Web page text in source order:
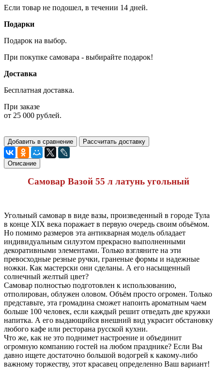
Если товар не подошел, в течении 14 дней.
Подарки
Подарок на выбор.
При покупке самовара - выбирайте подарок!
Доставка
Бесплатная доставка.
При заказе
от 25 000 рублей.
Добавить в сравнение Рассчитать доставку
Описание
Самовар Вазой 55 л латунь угольный
Угольный самовар в виде вазы, произведенный в городе Тула
в конце XIX века поражает в первую очередь своим объёмом.
Но помимо размеров эта антикварная модель обладает
индивидуальным силуэтом прекрасно выполненными
декоративными элементами. Только взгляните на эти
превосходные резные ручки, граненые формы и надежные
ножки. Как мастерски они сделаны. А его насыщенный
солнечный желтый цвет?
Самовар полностью подготовлен к использованию,
отполирован, облужен оловом. Объём просто огромен. Только
представьте, эта громадина сможет напоить ароматным чаем
больше 100 человек, если каждый решит отведать две кружки
напитка. А его выдающийся внешний вид украсит обстановку
любого кафе или ресторана русской кухни.
Что же, как не это поднимет настроение и объединит
огромную компанию гостей на любом празднике? Если Вы
давно ищете достаточно большой водогрей к какому-либо
важному торжеству, этот красавец определенно Ваш вариант!